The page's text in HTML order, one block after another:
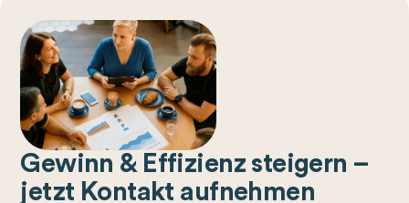
Gewinn & Effizienz steigern –
jetzt Kontakt aufnehmen